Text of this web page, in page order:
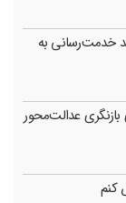
خدمت‌رسانی به
عدالت‌محور
کنم